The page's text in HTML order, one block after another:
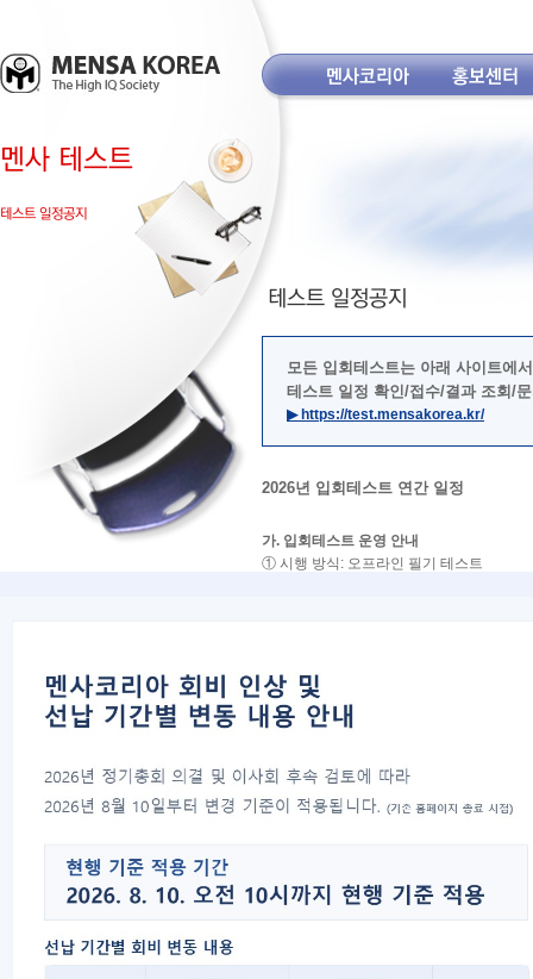
모든 입회테스트는 아래 사이트에
테스트 일정 확인/접수/결과 조회/
▶ https://test.mensakorea.kr/
2026년 입회테스트 연간 일정
가. 입회테스트 운영 안내
① 시행 방식: 오프라인 필기 테스트
※ 시험 장소 및 접수 안내는
서울의 경우
지방의 경우
나. 지역별 시행 일정
서울 1/24 · 1/31 · 3/14